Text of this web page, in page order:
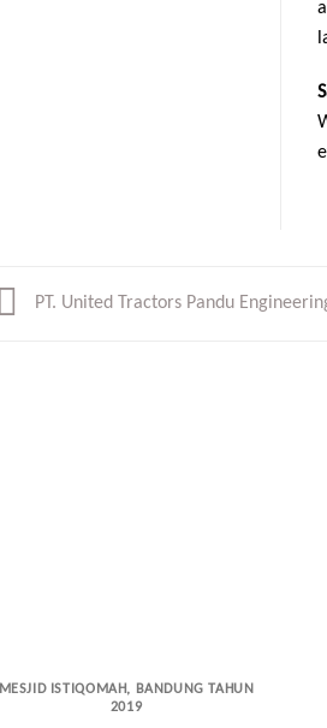
PT. United Tractors Pandu
MESJID ISTIQOMAH, BANDUNG TAHUN
2019